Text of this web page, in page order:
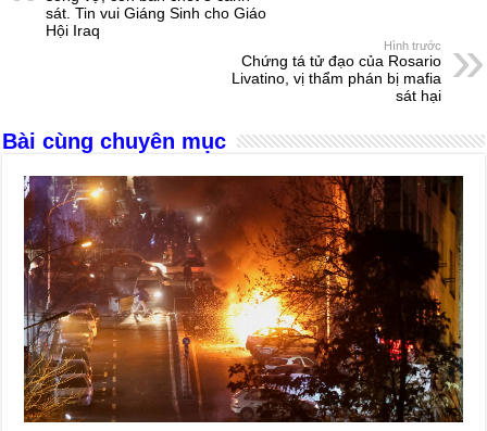
o
g
p
s
sát. Tin vui Giáng Sinh cho Giáo
Hội Iraq
Hình trước
Chứng tá tử đạo của Rosario
Livatino, vị thẩm phán bị mafia
sát hại
Bài cùng chuyên mục